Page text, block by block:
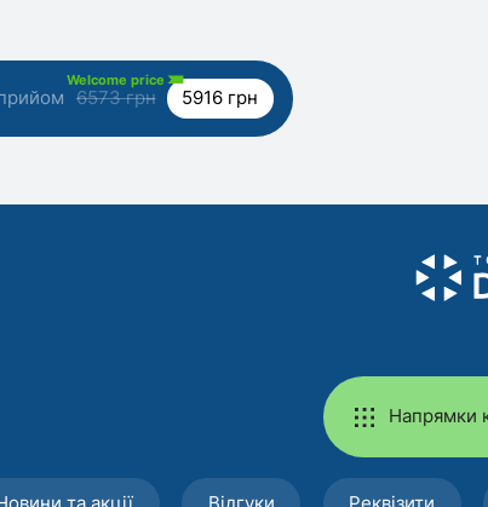
Welcome price
6573 грн 5916 грн
Напрямки